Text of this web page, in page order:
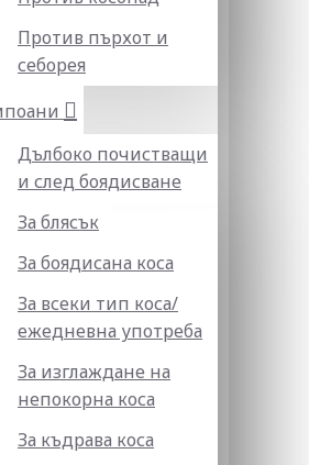
Против пърхот и
себорея
Дълбоко почистващи
и след боядисване
За блясък
За боядисана коса
За всеки тип коса/
ежедневна употреба
За изглаждане на
непокорна коса
За къдрава коса